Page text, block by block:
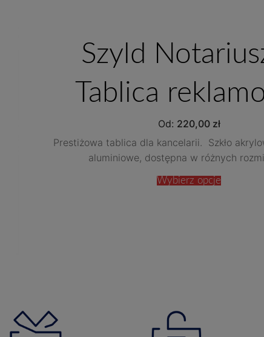
Szyld
Tablica
Od: 220,00 zł
Prestiżowa tablica dla kancelarii. Szkło
aluminiowe, dostępna w różnych
Wybierz opcje